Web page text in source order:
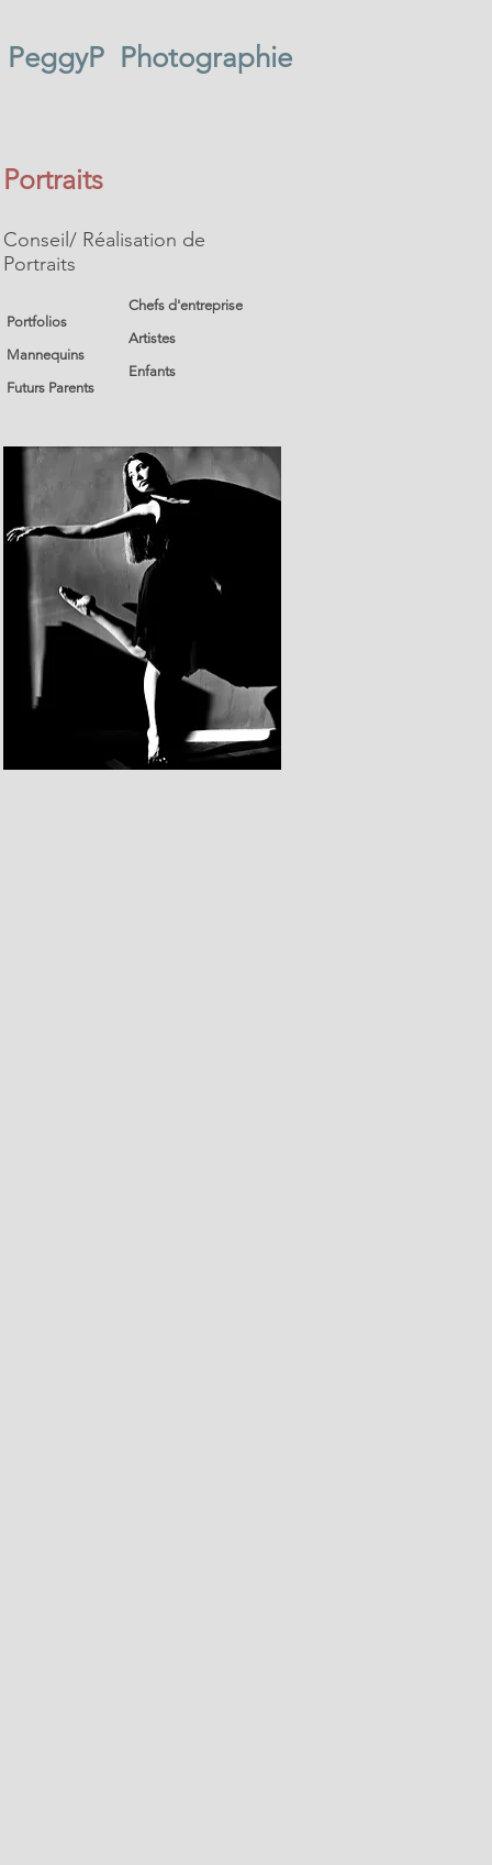
PeggyP Photographie
Portraits
Conseil/ Réalisation de
Portraits
Chefs d'entreprise
Portfolios
Artistes
Mannequins
Enfants
Futurs Parents